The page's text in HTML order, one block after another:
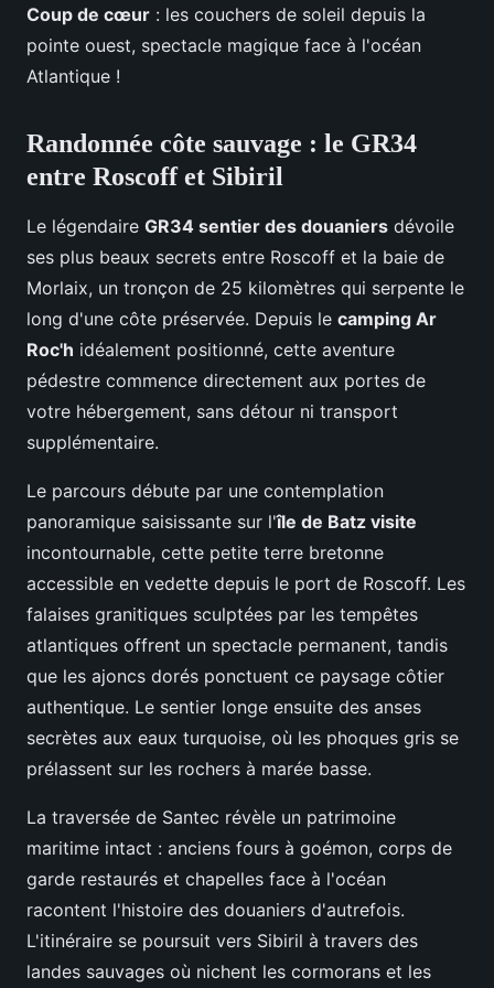
Coup de cœur : les couchers de soleil depuis la
pointe ouest, spectacle magique face à l'océan
Atlantique !
Randonnée côte sauvage : le GR34
entre Roscoff et Sibiril
Le légendaire GR34 sentier des douaniers dévoile
ses plus beaux secrets entre Roscoff et la baie de
Morlaix, un tronçon de 25 kilomètres qui serpente le
long d'une côte préservée. Depuis le camping Ar
Roc'h idéalement positionné, cette aventure
pédestre commence directement aux portes de
votre hébergement, sans détour ni transport
supplémentaire.
Le parcours débute par une contemplation
panoramique saisissante sur l'île de Batz visite
incontournable, cette petite terre bretonne
accessible en vedette depuis le port de Roscoff. Les
falaises granitiques sculptées par les tempêtes
atlantiques offrent un spectacle permanent, tandis
que les ajoncs dorés ponctuent ce paysage côtier
authentique. Le sentier longe ensuite des anses
secrètes aux eaux turquoise, où les phoques gris se
prélassent sur les rochers à marée basse.
La traversée de Santec révèle un patrimoine
maritime intact : anciens fours à goémon, corps de
garde restaurés et chapelles face à l'océan
racontent l'histoire des douaniers d'autrefois.
L'itinéraire se poursuit vers Sibiril à travers des
landes sauvages où nichent les cormorans et les